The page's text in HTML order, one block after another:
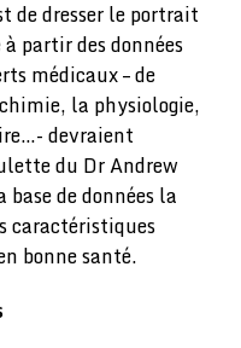
de dresser le portrait
partir des données
médicaux – de
la physiologie,
devraient
du Dr Andrew
de données la
caractéristiques
bonne santé.